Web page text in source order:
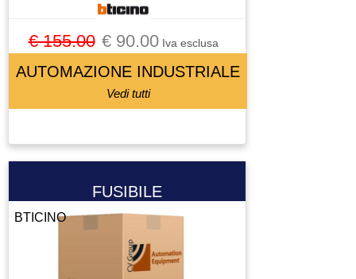
CENTRALINA IDRAULICA
CHILLER
CHIUSURA PNEUMATICA
CHIUSURA PNEUMATICAA
CIABATTA DI CONNESSIONE
CIRCUITO STAMPATOTO
CONDENSATORE
€ 155.00 € 90.00Iva esclusa
AUTOMAZIONE INDUSTRIALE
Vedi tutti
FUSIBILE
BTICINO